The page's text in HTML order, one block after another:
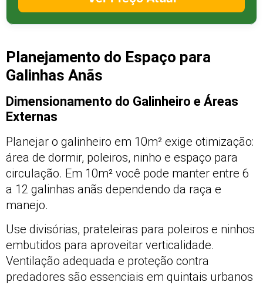
Planejamento do Espaço para
Galinhas Anãs
Dimensionamento do Galinheiro e Áreas
Externas
Planejar o galinheiro em 10m² exige otimização:
área de dormir, poleiros, ninho e espaço para
circulação. Em 10m² você pode manter entre 6
a 12 galinhas anãs dependendo da raça e
manejo.
Use divisórias, prateleiras para poleiros e ninhos
embutidos para aproveitar verticalidade.
Ventilação adequada e proteção contra
predadores são essenciais em quintais urbanos